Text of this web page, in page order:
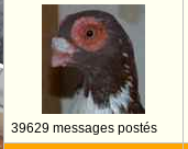
39629 messages postés